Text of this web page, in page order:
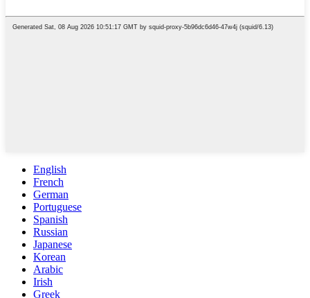
English
French
German
Portuguese
Spanish
Russian
Japanese
Korean
Arabic
Irish
Greek